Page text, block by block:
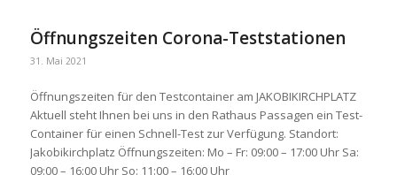
Öffnungszeiten Corona-Teststationen
31. Mai 2021
Öffnungszeiten für den Testcontainer am JAKOBIKIRCHPLATZ
Aktuell steht Ihnen bei uns in den Rathaus Passagen ein Test-
Container für einen Schnell-Test zur Verfügung. Standort:
Jakobikirchplatz Öffnungszeiten: Mo – Fr: 09:00 – 17:00 Uhr Sa:
09:00 – 16:00 Uhr So: 11:00 – 16:00 Uhr